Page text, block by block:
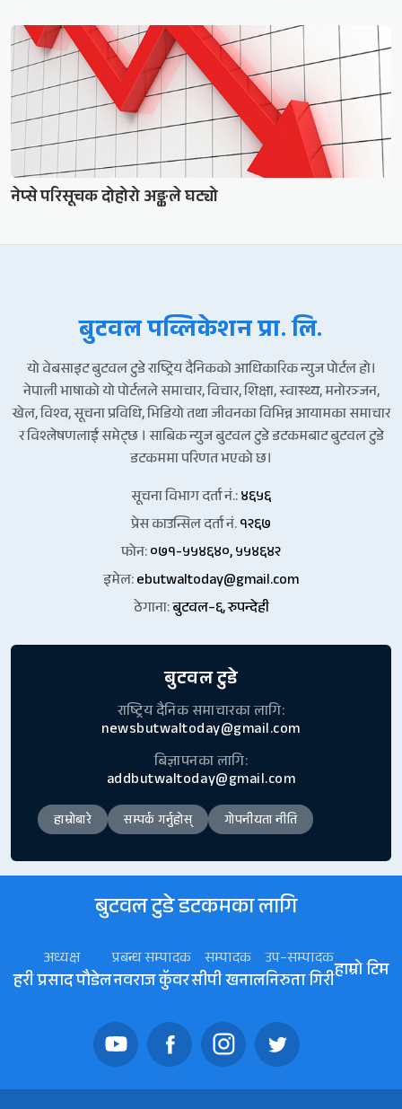
नेप्से परिसूचक दोहोरो अङ्कले घट्यो
बुटवल पव्लिकेशन प्रा. लि.
यो वेबसाइट बुटवल टुडे राष्ट्रिय दैनिकको आधिकारिक न्युज पोर्टल हो।
नेपाली भाषाको यो पोर्टलले समाचार, विचार, शिक्षा, स्वास्थ्य, मनोरञ्जन,
खेल, विश्व, सूचना प्रविधि, भिडियो तथा जीवनका विभिन्न आयामका समाचार
र विश्लेषणलाई समेट्छ । साबिक न्युज बुटवल टुडे डटकमबाट बुटवल टुडे
डटकममा परिणत भएको छ।
सूचना विभाग दर्ता नं.:४६५६
प्रेस काउन्सिल दर्ता नं.१२६७
फोन:०७१-५५४६४०, ५५४६४२
इमेल:ebutwaltoday@gmail.com
ठेगाना:बुटवल–६, रुपन्देही
बुटवल टुडे
राष्ट्रिय दैनिक समाचारका लागि:
newsbutwaltoday@gmail.com
बिज्ञापनका लागि:
addbutwaltoday@gmail.com
हाम्रोबारे सम्पर्क गर्नुहोस् गोपनीयता नीति
बुटवल टुडे डटकमका लागि
अध्यक्ष
हरी प्रसाद पौडेल
प्रबन्ध सम्पादक
नवराज कॅुवर
सम्पादक
सीपी खनाल
उप–सम्पादक
निरुता गिरीहाम्रो टिम